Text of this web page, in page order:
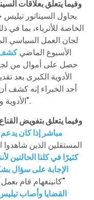
وفيما يتعلق بعلاقات
يحاول السيناتور
الخاصة للأثرياء، بما
لجان العمل السياسي
الأسبوع الماضيكشف
حصل على أموال من
الأدوية الكبرى بعد
أحد الخبراء إنه
الأدوية و"صوت موثوق جدًا لصالح هذه الصناعة".
وفيما يتعلق بتفويض
مباشر إذا كان
المستقلين الذين شاهدوا
كثيرًا في كلتا الحالتين
الإجابة على سؤال
"كانينغهام قام
القضايا وأصاب